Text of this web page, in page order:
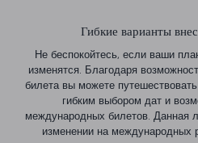
Гибкие варианты
Не беспокойтесь, если ваши
изменятся. Благодаря
билета вы можете
гибким выбором дат и
международных билетов. Данная
изменении на международных